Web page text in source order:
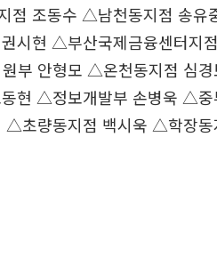
점 조동수 △남천동지점 송
시현 △부산국제금융센터지
부 안형모 △온천동지점 심
현 △정보개발부 손병욱 △중
초량동지점 백시욱 △학장동